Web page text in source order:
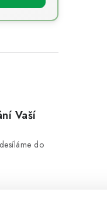
Vaší
do